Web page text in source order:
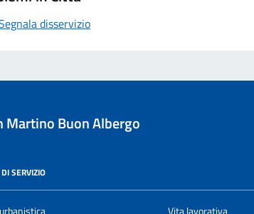
disservizio
Martino Buon Albergo
SERVIZIO